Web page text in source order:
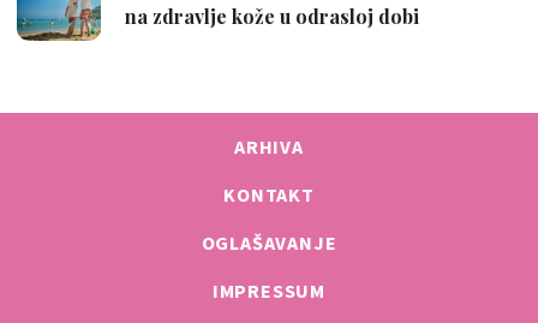
ARHIVA
KONTAKT
OGLAŠAVANJE
IMPRESSUM